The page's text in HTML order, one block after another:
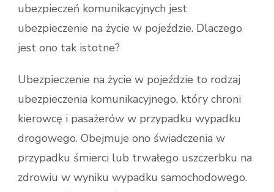
ubezpieczeń komunikacyjnych jest
ubezpieczenie na życie w pojeździe. Dlaczego
jest ono tak istotne?
Ubezpieczenie na życie w pojeździe to rodzaj
ubezpieczenia komunikacyjnego, który chroni
kierowcę i pasażerów w przypadku wypadku
drogowego. Obejmuje ono świadczenia w
przypadku śmierci lub trwałego uszczerbku na
zdrowiu w wyniku wypadku samochodowego.